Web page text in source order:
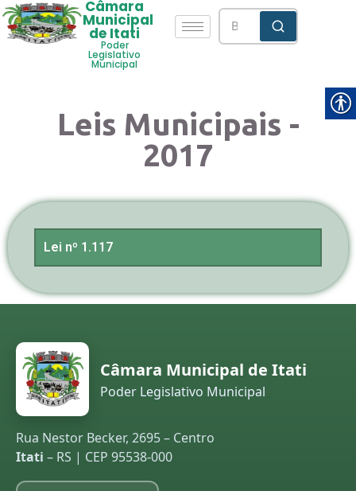
Câmara
Municipal
de Itati
Poder
Legislativo
Municipal
Leis Municipais -
2017
Lei nº 1.117
Câmara Municipal de Itati
Poder Legislativo Municipal
Rua Nestor Becker, 2695 – Centro
Itati – RS | CEP 95538-000